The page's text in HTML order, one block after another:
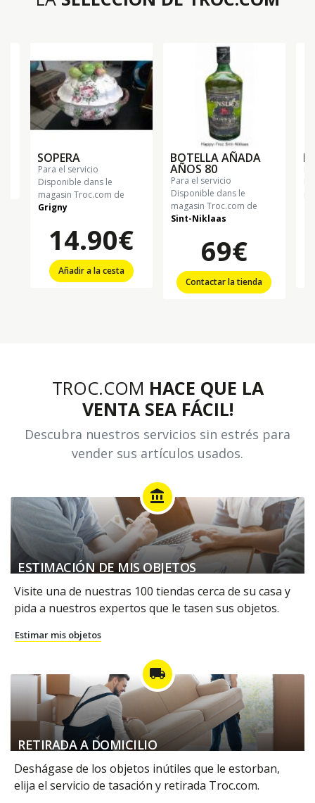
SOPERA
para el servicio
Disponible dans le
magasin Troc.com de
Grigny
14.90€
Añadir a la cesta
BOTELLA AÑADA
AÑOS 80
para el servicio
Disponible dans le
magasin Troc.com de
Sint-Niklaas
69€
Contactar la tienda
TROC.COM HACE QUE LA
VENTA SEA FÁCIL!
Descubra nuestros servicios sin estrés para
vender sus artículos usados.
account_balance
ESTIMACIÓN DE MIS OBJETOS
Visite una de nuestras 100 tiendas cerca de su casa y
pida a nuestros expertos que le tasen sus objetos.
Estimar mis objetos
local_shipping
RETIRADA A DOMICILIO
Deshágase de los objetos inútiles que le estorban,
elija el servicio de tasación y retirada Troc.com.